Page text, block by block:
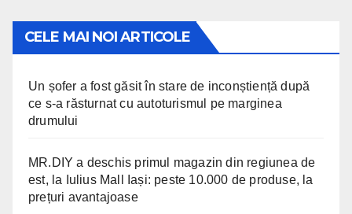
CELE MAI NOI ARTICOLE
Un șofer a fost găsit în stare de inconștiență după
ce s-a răsturnat cu autoturismul pe marginea
drumului
MR.DIY a deschis primul magazin din regiunea de
est, la Iulius Mall Iași: peste 10.000 de produse, la
prețuri avantajoase